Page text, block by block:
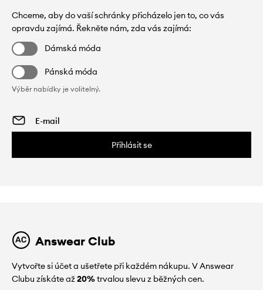
Chceme, aby do vaší schránky přicházelo jen to, co vás
opravdu zajímá. Řekněte nám, zda vás zajímá:
Dámská móda
Pánská móda
Výběr nabídky je volitelný.
Přihlásit se
Answear Club
Vytvořte si účet a ušetřete při každém nákupu. V Answear
Clubu získáte až20%trvalou slevu z běžných cen.